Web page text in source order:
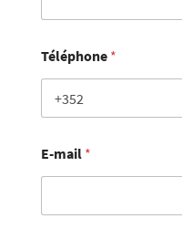
Téléphone *
E-mail *